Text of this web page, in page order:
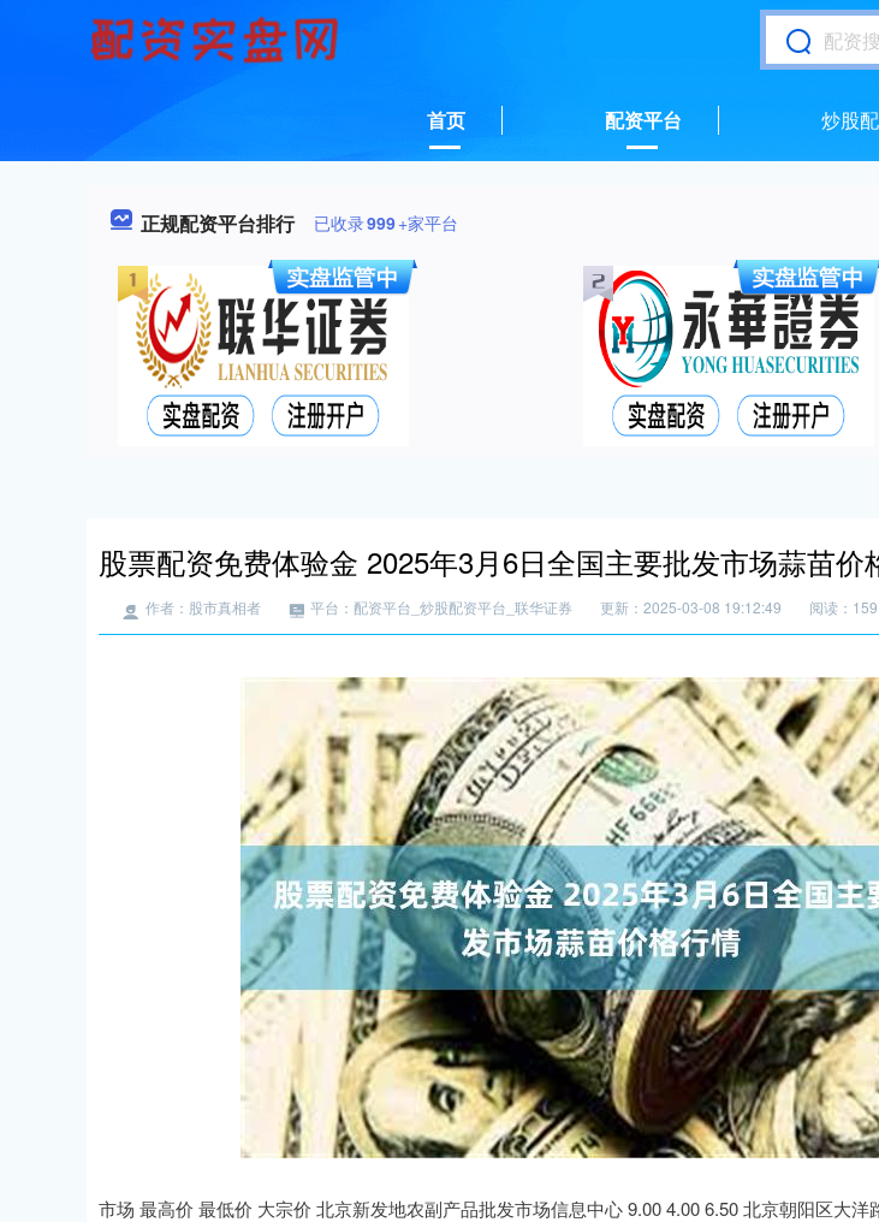
首页 配资平台 炒股
正规配资平台排行 已收录999+家平台
股票配资免费体验金 2025年3月6日全国主要批发市场蒜苗价
作者：股市真相者 平台：配资平台_炒股配资平台_联华证券 更新：2025-03-08 19:12:49 阅读：159
市场 最高价 最低价 大宗价 北京新发地农副产品批发市场信息中心 9.00 4.00 6.50 北京朝阳区大洋